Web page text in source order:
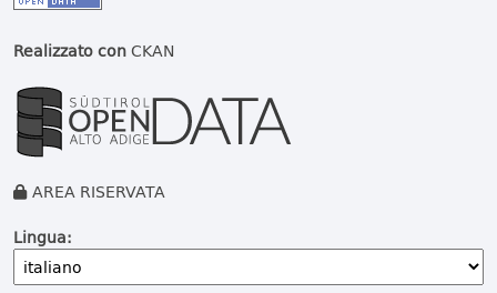
Realizzato conCKAN
AREA RISERVATA
Lingua